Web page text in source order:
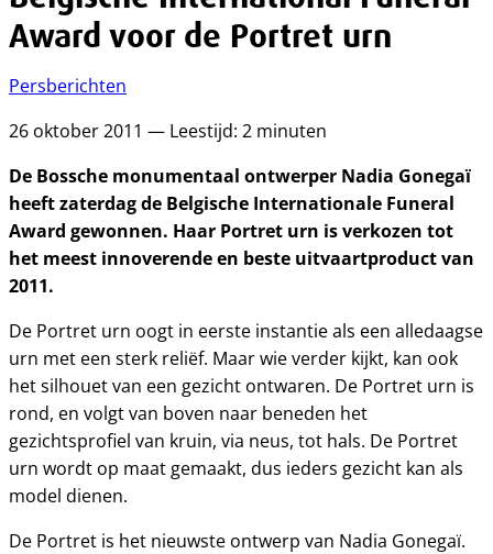
Award voor de Portret urn
Persberichten
26 oktober 2011 — Leestijd: 2 minuten
De Bossche monumentaal ontwerper Nadia Gonegaï
heeft zaterdag de Belgische Internationale Funeral
Award gewonnen. Haar Portret urn is verkozen tot
het meest innoverende en beste uitvaartproduct van
2011.
De Portret urn oogt in eerste instantie als een alledaagse
urn met een sterk reliëf. Maar wie verder kijkt, kan ook
het silhouet van een gezicht ontwaren. De Portret urn is
rond, en volgt van boven naar beneden het
gezichtsprofiel van kruin, via neus, tot hals. De Portret
urn wordt op maat gemaakt, dus ieders gezicht kan als
model dienen.
De Portret is het nieuwste ontwerp van Nadia Gonegaï.